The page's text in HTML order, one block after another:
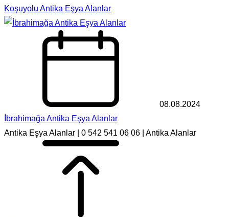
Koşuyolu Antika Eşya Alanlar
08.08.2024
İbrahimağa Antika Eşya Alanlar
Antika Eşya Alanlar | 0 542 541 06 06 | Antika Alanlar